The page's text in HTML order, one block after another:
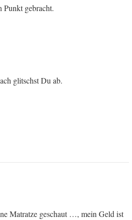
Punkt gebracht.
glitschst Du ab.
Matratze geschaut …, mein Geld ist